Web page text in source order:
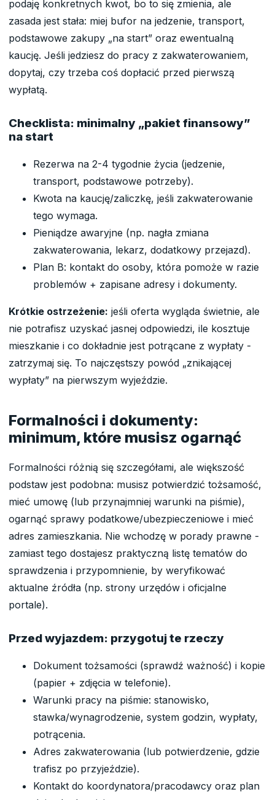
podaję konkretnych kwot, bo to się zmienia, ale
zasada jest stała: miej bufor na jedzenie, transport,
podstawowe zakupy „na start” oraz ewentualną
kaucję. Jeśli jedziesz do pracy z zakwaterowaniem,
dopytaj, czy trzeba coś dopłacić przed pierwszą
wypłatą.
Checklista: minimalny „pakiet finansowy”
na start
Rezerwa na 2-4 tygodnie życia (jedzenie,
transport, podstawowe potrzeby).
Kwota na kaucję/zaliczkę, jeśli zakwaterowanie
tego wymaga.
Pieniądze awaryjne (np. nagła zmiana
zakwaterowania, lekarz, dodatkowy przejazd).
Plan B: kontakt do osoby, która pomoże w razie
problemów + zapisane adresy i dokumenty.
Krótkie ostrzeżenie: jeśli oferta wygląda świetnie, ale
nie potrafisz uzyskać jasnej odpowiedzi, ile kosztuje
mieszkanie i co dokładnie jest potrącane z wypłaty -
zatrzymaj się. To najczęstszy powód „znikającej
wypłaty” na pierwszym wyjeździe.
Formalności i dokumenty:
minimum, które musisz ogarnąć
Formalności różnią się szczegółami, ale większość
podstaw jest podobna: musisz potwierdzić tożsamość,
mieć umowę (lub przynajmniej warunki na piśmie),
ogarnąć sprawy podatkowe/ubezpieczeniowe i mieć
adres zamieszkania. Nie wchodzę w porady prawne -
zamiast tego dostajesz praktyczną listę tematów do
sprawdzenia i przypomnienie, by weryfikować
aktualne źródła (np. strony urzędów i oficjalne
portale).
Przed wyjazdem: przygotuj te rzeczy
Dokument tożsamości (sprawdź ważność) i kopie
(papier + zdjęcia w telefonie).
Warunki pracy na piśmie: stanowisko,
stawka/wynagrodzenie, system godzin, wypłaty,
potrącenia.
Adres zakwaterowania (lub potwierdzenie, gdzie
trafisz po przyjeździe).
Kontakt do koordynatora/pracodawcy oraz plan